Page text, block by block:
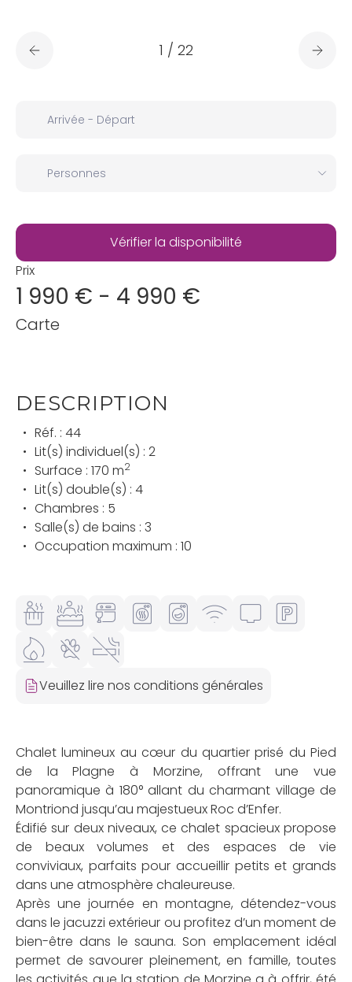
1 / 22
DESCRIPTION
Réf. : 44
Lit(s) individuel(s) : 2
Surface : 170 m2
Lit(s) double(s) : 4
Chambres : 5
Salle(s) de bains : 3
Occupation maximum : 10
Veuillez lire nos conditions générales
Chalet lumineux au cœur du quartier prisé du Pied
de la Plagne à Morzine, offrant une vue
panoramique à 180° allant du charmant village de
Montriond jusqu’au majestueux Roc d’Enfer.
Édifié sur deux niveaux, ce chalet spacieux propose
de beaux volumes et des espaces de vie
conviviaux, parfaits pour accueillir petits et grands
dans une atmosphère chaleureuse.
Après une journée en montagne, détendez-vous
dans le jacuzzi extérieur ou profitez d’un moment de
bien-être dans le sauna. Son emplacement idéal
permet de savourer pleinement, en famille, toutes
Prix
1 990 € - 4 990 €
Carte